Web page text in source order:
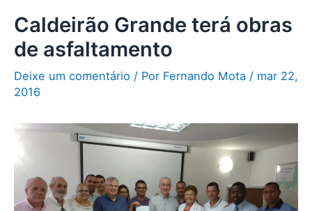
Caldeirão Grande terá obras
de asfaltamento
Deixe um comentário / Por Fernando Mota / mar 22,
2016